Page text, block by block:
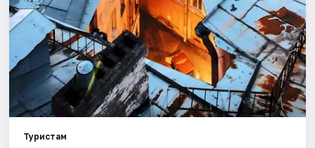
Туристам